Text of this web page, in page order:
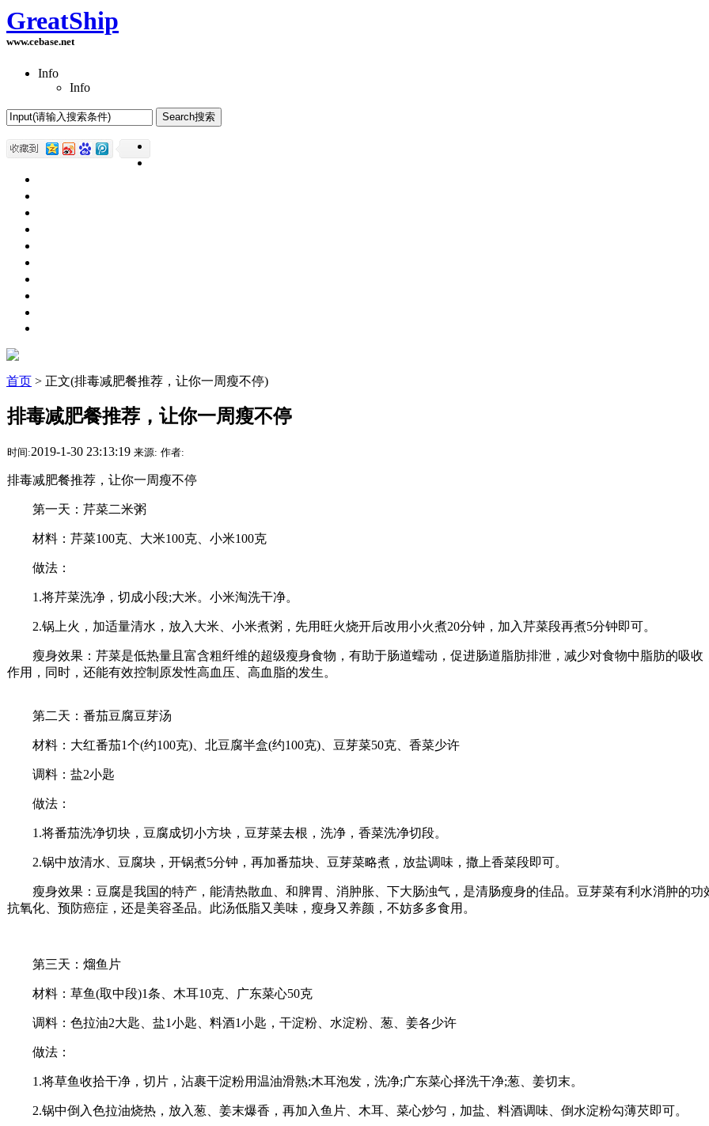
GreatShip
www.cebase.net
Info
Info
首页 > 正文(排毒减肥餐推荐，让你一周瘦不停)
排毒减肥餐推荐，让你一周瘦不停
时间:2019-1-30 23:13:19 来源: 作者:
排毒减肥餐推荐，让你一周瘦不停
第一天：芹菜二米粥
材料：芹菜100克、大米100克、小米100克
做法：
1.将芹菜洗净，切成小段;大米。小米淘洗干净。
2.锅上火，加适量清水，放入大米、小米煮粥，先用旺火烧开后改用小火煮20分钟，加入芹菜段再煮5分钟即可。
瘦身效果：芹菜是低热量且富含粗纤维的超级瘦身食物，有助于肠道蠕动，促进肠道脂肪排泄，减少对食物中脂肪的吸收
作用，同时，还能有效控制原发性高血压、高血脂的发生。
第二天：番茄豆腐豆芽汤
材料：大红番茄1个(约100克)、北豆腐半盒(约100克)、豆芽菜50克、香菜少许
调料：盐2小匙
做法：
1.将番茄洗净切块，豆腐成切小方块，豆芽菜去根，洗净，香菜洗净切段。
2.锅中放清水、豆腐块，开锅煮5分钟，再加番茄块、豆芽菜略煮，放盐调味，撒上香菜段即可。
瘦身效果：豆腐是我国的特产，能清热散血、和脾胃、消肿胀、下大肠浊气，是清肠瘦身的佳品。豆芽菜有利水消肿的功
抗氧化、预防癌症，还是美容圣品。此汤低脂又美味，瘦身又养颜，不妨多多食用。
第三天：熘鱼片
材料：草鱼(取中段)1条、木耳10克、广东菜心50克
调料：色拉油2大匙、盐1小匙、料酒1小匙，干淀粉、水淀粉、葱、姜各少许
做法：
1.将草鱼收拾干净，切片，沾裹干淀粉用温油滑熟;木耳泡发，洗净;广东菜心择洗干净;葱、姜切末。
2.锅中倒入色拉油烧热，放入葱、姜末爆香，再加入鱼片、木耳、菜心炒匀，加盐、料酒调味、倒水淀粉勾薄芡即可。